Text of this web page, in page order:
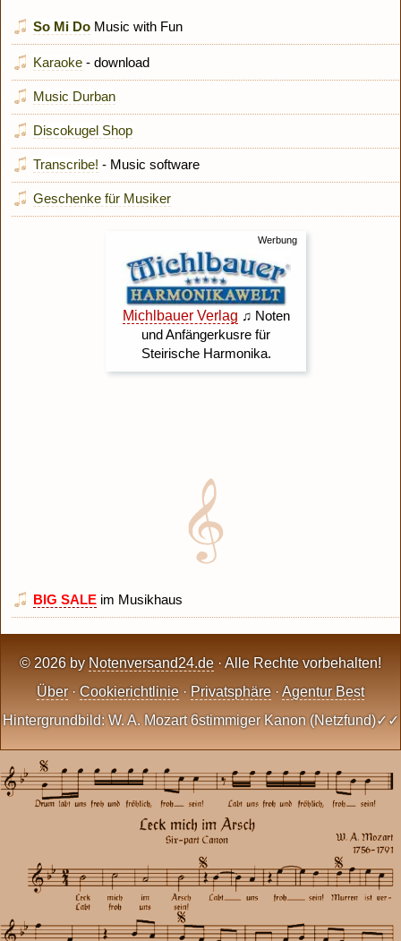
So Mi Do Music with Fun
Karaoke - download
Music Durban
Discokugel Shop
Transcribe! - Music software
Geschenke für Musiker
BIG SALE im Musikhaus
© 2026 by Notenversand24.de · Alle Rechte vorbehalten!
Über · Cookierichtlinie · Privatsphäre · Agentur Best
Hintergrundbild: W. A. Mozart 6stimmiger Kanon (Netzfund)✓✓